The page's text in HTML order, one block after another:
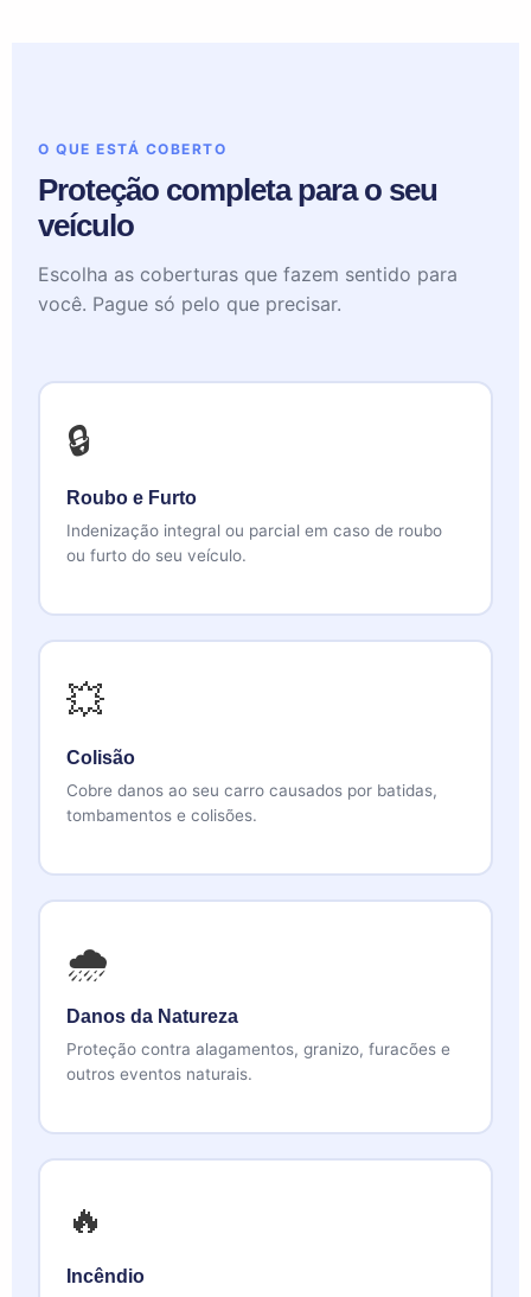
O QUE ESTÁ COBERTO
Proteção completa para o seu
veículo
Escolha as coberturas que fazem sentido para
você. Pague só pelo que precisar.
🔒
Roubo e Furto
Indenização integral ou parcial em caso de roubo
ou furto do seu veículo.
💥
Colisão
Cobre danos ao seu carro causados por batidas,
tombamentos e colisões.
🌧️
Danos da Natureza
Proteção contra alagamentos, granizo, furacões e
outros eventos naturais.
🔥
Incêndio